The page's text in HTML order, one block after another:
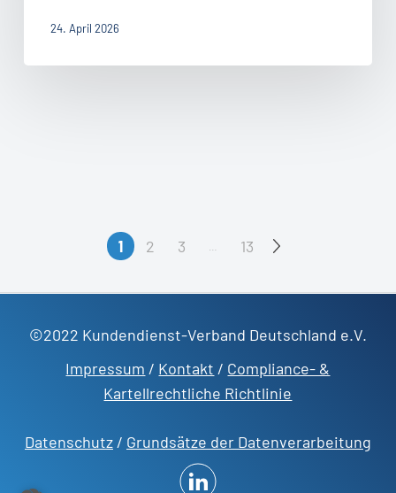
Transformation
24. April 2026
1 2 3 13
©2022 Kundendienst-Verband Deutschland e.V.
Impressum / Kontakt / Compliance- &
Kartellrechtliche Richtlinie
Datenschutz/ Grundsätze der Datenverarbeitung